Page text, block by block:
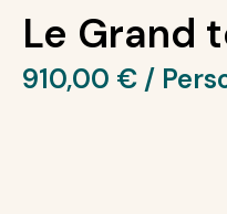
Le Grand
910,00 €